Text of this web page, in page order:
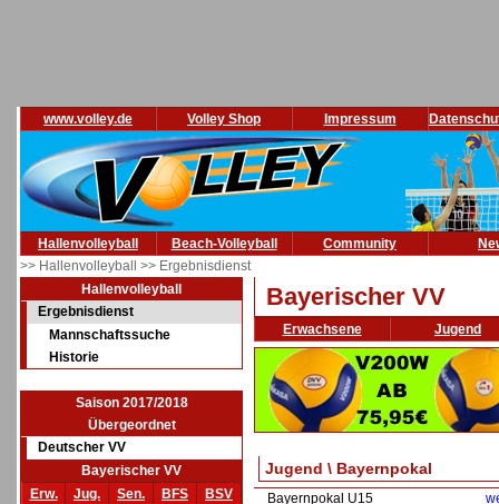
www.volley.de Volley Shop Impressum
Hallenvolleyball Beach-Volleyball Community
>> Hallenvolleyball >> Ergebnisdienst
Hallenvolleyball
Ergebnisdienst
Mannschaftssuche
Historie
Saison 2017/2018
Übergeordnet
Deutscher VV
Bayerischer VV
Erw.
Jug. Sen. BFS
BSV
Bayerischer VV
Erwachsene Jugend
Jugend \ Bayernpokal
Bayernpokal U15